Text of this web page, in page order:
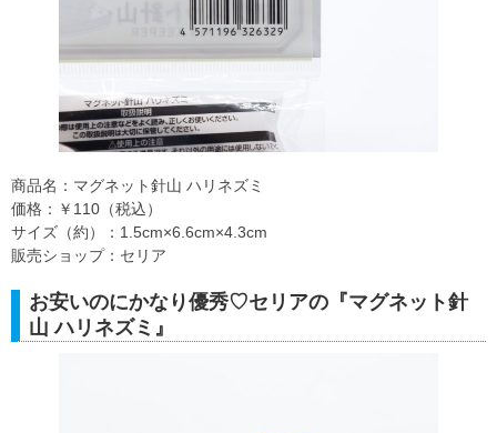
商品名：マグネット針山 ハリネズミ
価格：￥110（税込）
サイズ（約）：1.5cm×6.6cm×4.3cm
販売ショップ：セリア
お安いのにかなり優秀♡セリアの『マグネット針
山 ハリネズミ』